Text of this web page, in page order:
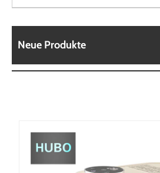
Neue Produkte